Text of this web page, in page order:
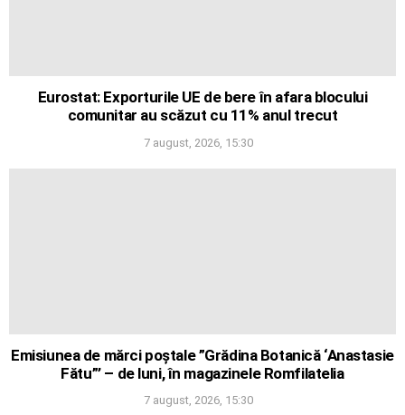
Eurostat: Exporturile UE de bere în afara blocului
comunitar au scăzut cu 11% anul trecut
7 august, 2026, 15:30
Emisiunea de mărci poștale ”Grădina Botanică ‘Anastasie
Fătu”’ – de luni, în magazinele Romfilatelia
7 august, 2026, 15:30